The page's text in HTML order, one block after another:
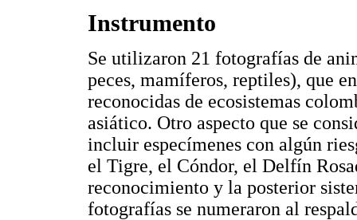
Instrumento
Se utilizaron 21 fotografías de
peces, mamíferos, reptiles), que
reconocidas de ecosistemas
asiático. Otro aspecto que se
incluir especímenes con algún
el Tigre, el Cóndor, el Delfín
reconocimiento y la posterior
fotografías se numeraron al